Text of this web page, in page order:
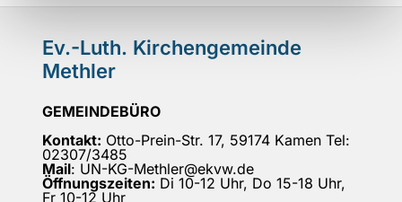
Ev.-Luth. Kirchengemeinde
Methler
GEMEINDEBÜRO
Kontakt: Otto-Prein-Str. 17, 59174 Kamen Tel:
02307/3485
Mail: UN-KG-Methler@ekvw.de
Öffnungszeiten: Di 10-12 Uhr, Do 15-18 Uhr,
Fr 10-12 Uhr